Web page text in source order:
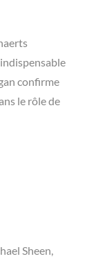
confirme
le rôle de
Sheen,